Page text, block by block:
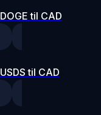
DOGE til CAD
USDS til CAD